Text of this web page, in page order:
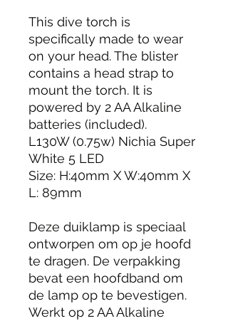
This dive torch is
specifically made to wear
on your head. The blister
contains a head strap to
mount the torch. It is
powered by 2 AA Alkaline
batteries (included).
L130W (0.75w) Nichia Super
White 5 LED
Size: H:40mm X W:40mm X
L: 89mm
Deze duiklamp is speciaal
ontworpen om op je hoofd
te dragen. De verpakking
bevat een hoofdband om
de lamp op te bevestigen.
Werkt op 2 AA Alkaline